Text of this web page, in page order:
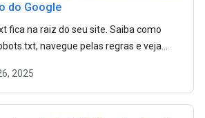
do Google
fica na raiz do seu site. Saiba como
navegue pelas regras e veja
2025